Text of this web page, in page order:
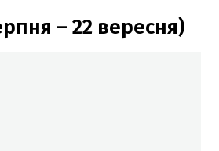
– 22 вересня)